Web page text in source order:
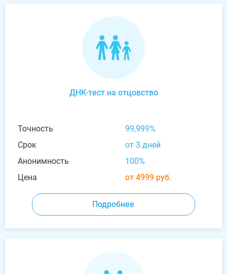
ДНК-тест на отцовство
Точность
99,999%
Срок
от 3 дней
Анонимность
100%
Цена
от 4999 руб.
Подробнее